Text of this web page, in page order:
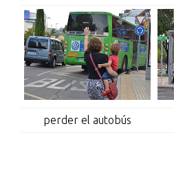
perder el autobús